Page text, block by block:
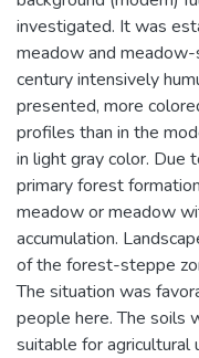
investigated. It was
meadow and
century intensively
presented, more
profiles than in the
in light gray color. Due
primary forest
meadow or meadow
accumulation.
of the forest-steppe
The situation was
people here. The soils
suitable for agricultural